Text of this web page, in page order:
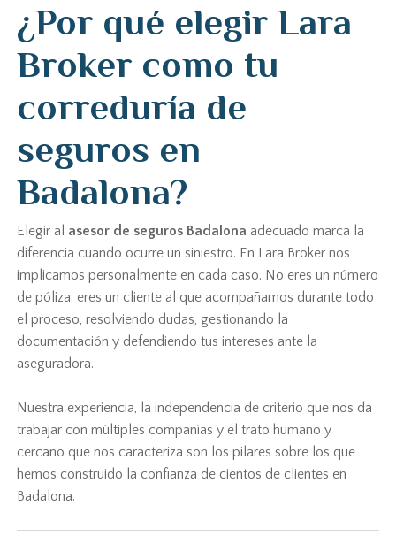
¿Por qué elegir Lara
Broker como tu
correduría de
seguros en
Badalona?
Elegir al asesor de seguros Badalona adecuado marca la
diferencia cuando ocurre un siniestro. En Lara Broker nos
implicamos personalmente en cada caso. No eres un número
de póliza: eres un cliente al que acompañamos durante todo
el proceso, resolviendo dudas, gestionando la
documentación y defendiendo tus intereses ante la
aseguradora.
Nuestra experiencia, la independencia de criterio que nos da
trabajar con múltiples compañías y el trato humano y
cercano que nos caracteriza son los pilares sobre los que
hemos construido la confianza de cientos de clientes en
Badalona.